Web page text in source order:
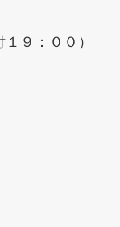
９：００）